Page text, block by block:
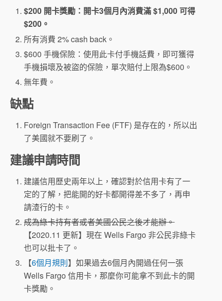
$200 開卡獎勵：開卡3個月內消費滿 $1,000 可得
$200。
所有消費 2% cash back。
$600 手機保險：使用此卡付手機話費，即可獲得
手機損壞及被盜的保險，單次賠付上限為$600。
無年費。
缺點
Foreign Transaction Fee (FTF) 是存在的，所以出
了美國就不要刷了。
建議申請時間
建議信用歷史兩年以上，確認對於信用卡有了一
定的了解，把能開的好卡都開得差不多了，再申
請渣行的卡。
成為綠卡持有者或者美國公民之後才能辦。
【2020.11 更新】現在 Wells Fargo 非公民非綠卡
也可以批卡了。
【6個月規則】如果過去6個月內開過任何一張
Wells Fargo 信用卡，那麼你可能拿不到此卡的開
卡獎勵。